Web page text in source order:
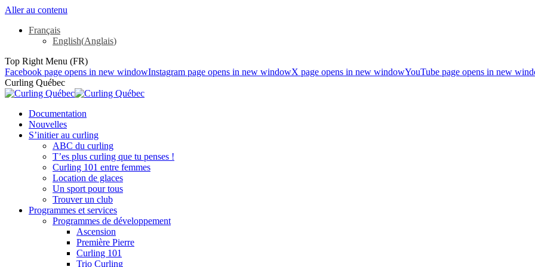
Aller au contenu
Français
English(Anglais)
Top Right Menu (FR)
Facebook page opens in new windowInstagram page opens in new windowX page opens in new windowYouTube page opens in new
Curling Québec
Documentation
Nouvelles
S’initier au curling
ABC du curling
T’es plus curling que tu penses !
Curling 101 entre femmes
Location de glaces
Un sport pour tous
Trouver un club
Programmes et services
Programmes de développement
Ascension
Première Pierre
Curling 101
Trio Curling